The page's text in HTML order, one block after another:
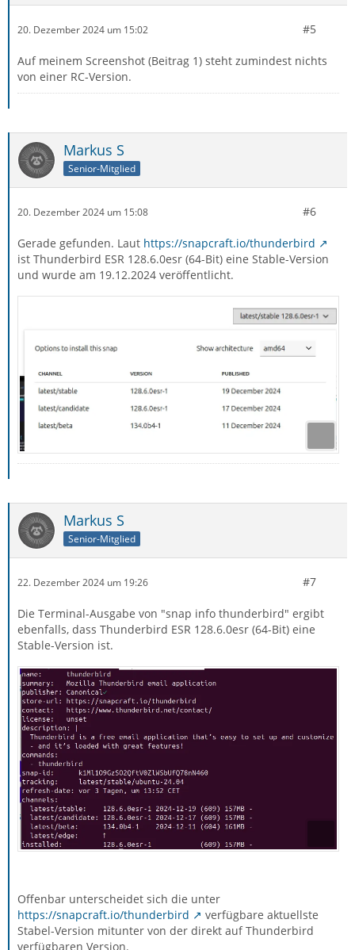
20. Dezember 2024 um 15:02 #5
Auf meinem Screenshot (Beitrag 1) steht zumindest nichts
von einer RC-Version.
Markus S
Senior-Mitglied
20. Dezember 2024 um 15:08 #6
Gerade gefunden. Laut https://snapcraft.io/thunderbird
ist Thunderbird ESR 128.6.0esr (64-Bit) eine Stable-Version
und wurde am 19.12.2024 veröffentlicht.
Markus S
Senior-Mitglied
22. Dezember 2024 um 19:26 #7
Die Terminal-Ausgabe von "snap info thunderbird" ergibt
ebenfalls, dass Thunderbird ESR 128.6.0esr (64-Bit) eine
Stable-Version ist.
Offenbar unterscheidet sich die unter
https://snapcraft.io/thunderbird
verfügbare aktuellste
Stabel-Version mitunter von der direkt auf Thunderbird
verfügbaren Version.